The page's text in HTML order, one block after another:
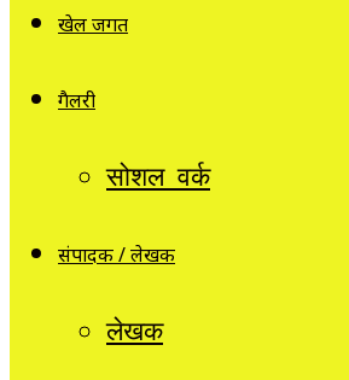
खेल जगत
गैलरी
सोशल वर्क
संपादक / लेखक
लेखक